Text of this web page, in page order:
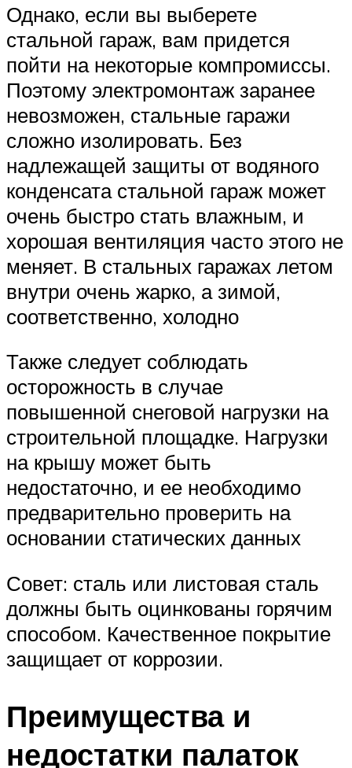
Однако, если вы выберете
стальной гараж, вам придется
пойти на некоторые компромиссы.
Поэтому электромонтаж заранее
невозможен, стальные гаражи
сложно изолировать. Без
надлежащей защиты от водяного
конденсата стальной гараж может
очень быстро стать влажным, и
хорошая вентиляция часто этого не
меняет. В стальных гаражах летом
внутри очень жарко, а зимой,
соответственно, холодно
Также следует соблюдать
осторожность в случае
повышенной снеговой нагрузки на
строительной площадке. Нагрузки
на крышу может быть
недостаточно, и ее необходимо
предварительно проверить на
основании статических данных
Совет: сталь или листовая сталь
должны быть оцинкованы горячим
способом. Качественное покрытие
защищает от коррозии.
Преимущества и
недостатки палаток